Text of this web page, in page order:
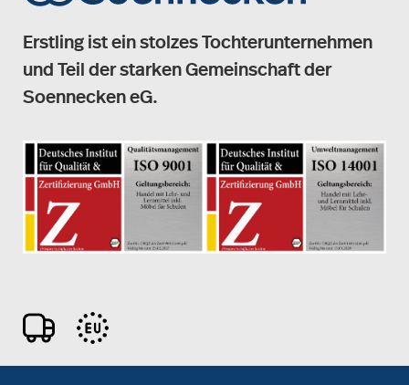
Erstling ist ein stolzes Tochterunternehmen
und Teil der starken Gemeinschaft der
Soennecken eG.